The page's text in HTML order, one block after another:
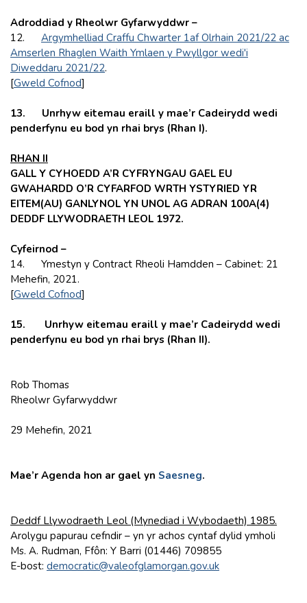
Adroddiad y Rheolwr Gyfarwyddwr –
12. Argymhelliad Craffu Chwarter 1af Olrhain 2021/22 ac
Amserlen Rhaglen Waith Ymlaen y Pwyllgor wedi'i
Diweddaru 2021/22.
[Gweld Cofnod]
13. Unrhyw eitemau eraill y mae’r Cadeirydd wedi
penderfynu eu bod yn rhai brys (Rhan I).
RHAN II
GALL Y CYHOEDD A’R CYFRYNGAU GAEL EU
GWAHARDD O’R CYFARFOD WRTH YSTYRIED YR
EITEM(AU) GANLYNOL YN UNOL AG ADRAN 100A(4)
DEDDF LLYWODRAETH LEOL 1972.
Cyfeirnod –
14. Ymestyn y Contract Rheoli Hamdden – Cabinet: 21
Mehefin, 2021.
[Gweld Cofnod]
15. Unrhyw eitemau eraill y mae’r Cadeirydd wedi
penderfynu eu bod yn rhai brys (Rhan II).
Rob Thomas
Rheolwr Gyfarwyddwr
29 Mehefin, 2021
Mae’r Agenda hon ar gael yn Saesneg.
Deddf Llywodraeth Leol (Mynediad i Wybodaeth) 1985.
Arolygu papurau cefndir – yn yr achos cyntaf dylid ymholi
Ms. A. Rudman, Ffôn: Y Barri (01446) 709855
E-bost: democratic@valeofglamorgan.gov.uk